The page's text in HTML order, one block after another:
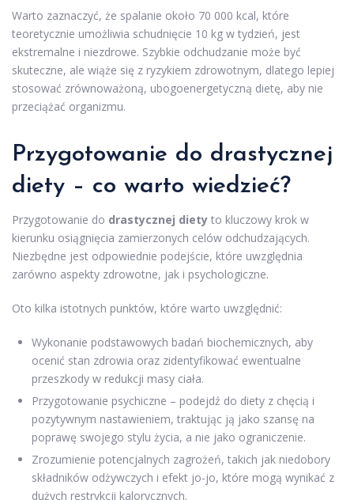
Warto zaznaczyć, że spalanie około 70 000 kcal, które
teoretycznie umożliwia schudnięcie 10 kg w tydzień, jest
ekstremalne i niezdrowe. Szybkie odchudzanie może być
skuteczne, ale wiąże się z ryzykiem zdrowotnym, dlatego lepiej
stosować zrównoważoną, ubogoenergetyczną dietę, aby nie
przeciążać organizmu.
Przygotowanie do drastycznej
diety – co warto wiedzieć?
Przygotowanie do drastycznej diety to kluczowy krok w
kierunku osiągnięcia zamierzonych celów odchudzających.
Niezbędne jest odpowiednie podejście, które uwzględnia
zarówno aspekty zdrowotne, jak i psychologiczne.
Oto kilka istotnych punktów, które warto uwzględnić:
Wykonanie podstawowych badań biochemicznych, aby
ocenić stan zdrowia oraz zidentyfikować ewentualne
przeszkody w redukcji masy ciała.
Przygotowanie psychiczne – podejdź do diety z chęcią i
pozytywnym nastawieniem, traktując ją jako szansę na
poprawę swojego stylu życia, a nie jako ograniczenie.
Zrozumienie potencjalnych zagrożeń, takich jak niedobory
składników odżywczych i efekt jo-jo, które mogą wynikać z
dużych restrykcji kalorycznych.